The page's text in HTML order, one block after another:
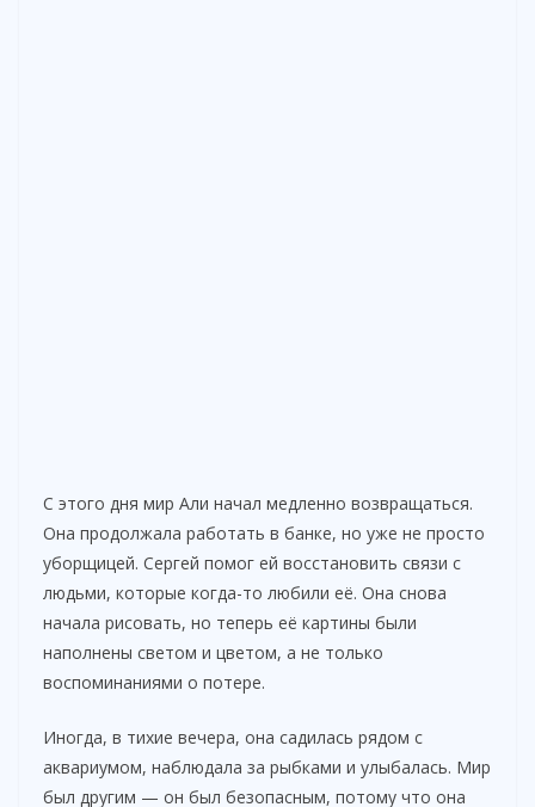
С этого дня мир Али начал медленно возвращаться.
Она продолжала работать в банке, но уже не просто
уборщицей. Сергей помог ей восстановить связи с
людьми, которые когда-то любили её. Она снова
начала рисовать, но теперь её картины были
наполнены светом и цветом, а не только
воспоминаниями о потере.
Иногда, в тихие вечера, она садилась рядом с
аквариумом, наблюдала за рыбками и улыбалась. Мир
был другим — он был безопасным, потому что она